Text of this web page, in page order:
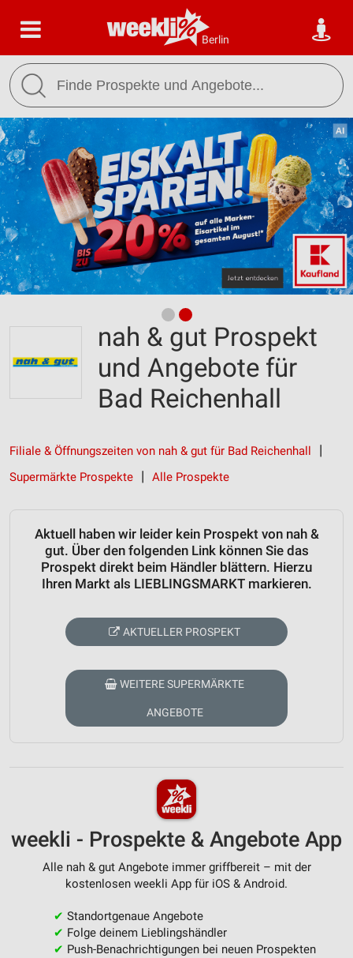
Berlin
nah & gut Prospekt
und Angebote für
Bad Reichenhall
Filiale & Öffnungszeiten von nah & gut für Bad Reichenhall
Supermärkte Prospekte
Alle Prospekte
Aktuell haben wir leider kein Prospekt von nah &
gut. Über den folgenden Link können Sie das
Prospekt direkt beim Händler blättern. Hierzu
Ihren Markt als LIEBLINGSMARKT markieren.
AKTUELLER PROSPEKT
WEITERE SUPERMÄRKTE
ANGEBOTE
weekli - Prospekte & Angebote App
Alle nah & gut Angebote immer griffbereit – mit der
kostenlosen weekli App für iOS & Android.
✔ Standortgenaue Angebote
✔ Folge deinem Lieblingshändler
✔ Push-Benachrichtigungen bei neuen Prospekten